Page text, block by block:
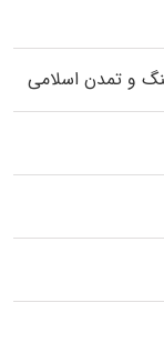
و تمدن اسلامی